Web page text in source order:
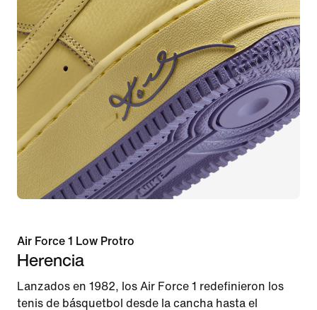
Air Force 1 Low Protro
Herencia
Lanzados en 1982, los Air Force 1 redefinieron los
tenis de básquetbol desde la cancha hasta el